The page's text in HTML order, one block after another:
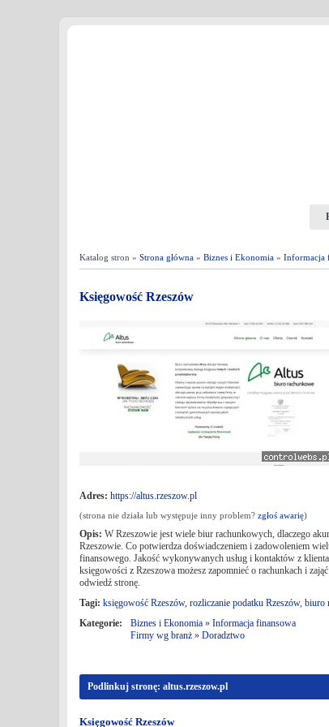
Katalog stron » Strona główna » Biznes i Ekonomia » Informacja
Księgowość Rzeszów
Adres: https://altus.rzeszow.pl
(strona nie działa lub występuje inny problem? zgłoś awarię)
Opis: W Rzeszowie jest wiele biur rachunkowych, dlaczego
Rzeszowie. Co potwierdza doświadczeniem i zadowoleniem
finansowego. Jakość wykonywanych usług i kontaktów z
księgowości z Rzeszowa możesz zapomnieć o rachunkach i
odwiedź stronę.
Tagi: księgowość Rzeszów, rozliczanie podatku Rzeszów, biuro
Kategorie:
Biznes i Ekonomia » Informacja finansowa
Firmy wg branż » Doradztwo
Podlinkuj stronę: altus.rzeszow.pl
Księgowość Rzeszów